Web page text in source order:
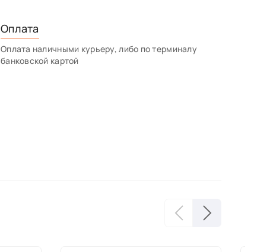
Оплата
Оплата наличными курьеру, либо по терминалу
банковской картой